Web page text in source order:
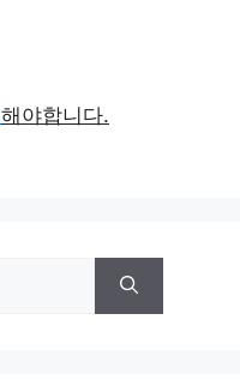
해야합니다.